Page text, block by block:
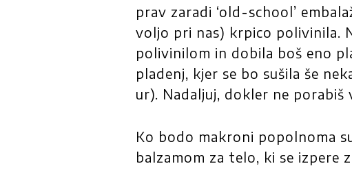
prav zaradi ‘old-school’
voljo pri nas) krpico polivinila.
polivinilom in dobila boš eno
pladenj, kjer se bo sušila še
ur). Nadaljuj, dokler ne porabiš
Ko bodo makroni popolnoma
balzamom za telo, ki se izpere